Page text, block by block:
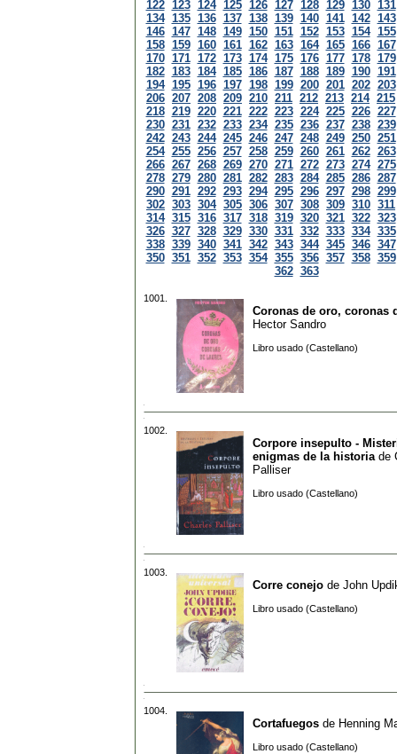
122 123 124 125 126 127 128 129 130 131
134 135 136 137 138 139 140 141 142 143
146 147 148 149 150 151 152 153 154 155
158 159 160 161 162 163 164 165 166 167
170 171 172 173 174 175 176 177 178 179
182 183 184 185 186 187 188 189 190 191
194 195 196 197 198 199 200 201 202 203
206 207 208 209 210 211 212 213 214 215
218 219 220 221 222 223 224 225 226 227
230 231 232 233 234 235 236 237 238 239
242 243 244 245 246 247 248 249 250 251
254 255 256 257 258 259 260 261 262 263
266 267 268 269 270 271 272 273 274 275
278 279 280 281 282 283 284 285 286 287
290 291 292 293 294 295 296 297 298 299
302 303 304 305 306 307 308 309 310 311
314 315 316 317 318 319 320 321 322 323
326 327 328 329 330 331 332 333 334 335
338 339 340 341 342 343 344 345 346 347
350 351 352 353 354 355 356 357 358 359
362 363
1001.
Coronas de oro, coronas
Hector Sandro
Libro usado (Castellano)
1002.
Corpore insepulto -
enigmas de la historia de
Palliser
Libro usado (Castellano)
1003.
Corre conejo de John
Libro usado (Castellano)
1004.
Cortafuegos de Henning
Libro usado (Castellano)